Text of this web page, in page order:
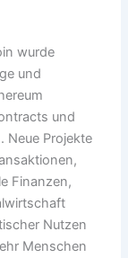
wurde
und
und
Neue Projekte
Finanzen,
Nutzen
Menschen